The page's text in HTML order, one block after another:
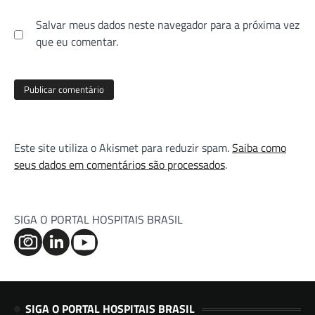
Salvar meus dados neste navegador para a próxima vez
que eu comentar.
Este site utiliza o Akismet para reduzir spam.Saiba como
seus dados em comentários são processados.
SIGA O PORTAL HOSPITAIS BRASIL
SIGA O PORTAL HOSPITAIS BRASIL